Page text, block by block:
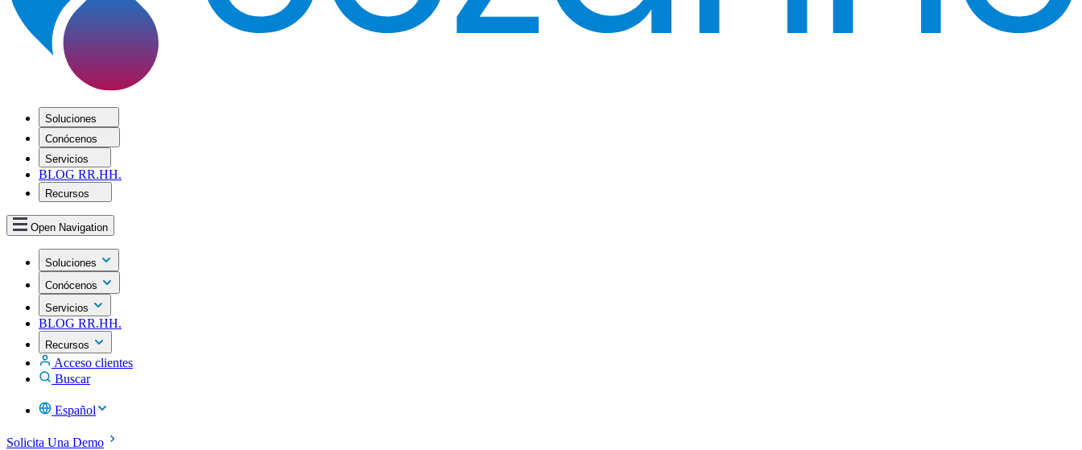
Soluciones
Conócenos
Servicios
BLOG RR.HH.
Recursos
Open Navigation
Soluciones
Conócenos
Servicios
BLOG RR.HH.
Recursos
Acceso clientes
Buscar
Español
Solicita Una Demo